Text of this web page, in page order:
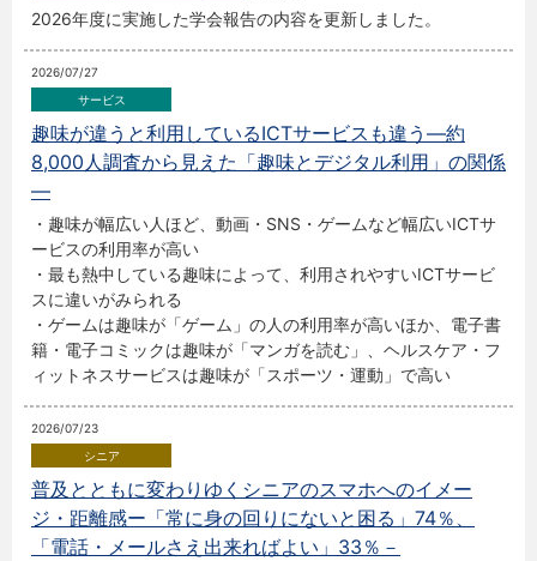
2026年度に実施した学会報告の内容を更新しました。
2026/07/27
趣味が違うと利用しているICTサービスも違う―約
8,000人調査から見えた「趣味とデジタル利用」の関係
―
・趣味が幅広い人ほど、動画・SNS・ゲームなど幅広いICTサ
ービスの利用率が高い
・最も熱中している趣味によって、利用されやすいICTサービ
スに違いがみられる
・ゲームは趣味が「ゲーム」の人の利用率が高いほか、電子書
籍・電子コミックは趣味が「マンガを読む」、ヘルスケア・フ
ィットネスサービスは趣味が「スポーツ・運動」で高い
2026/07/23
普及とともに変わりゆくシニアのスマホへのイメー
ジ・距離感ー「常に身の回りにないと困る」74％、
「電話・メールさえ出来ればよい」33％－